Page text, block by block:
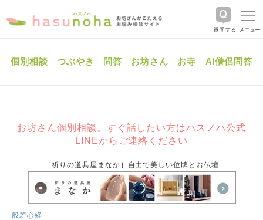
個別相談 つぶやき 問答 お坊さん お寺 AI僧侶問答
お坊さん個別相談。すぐ話したい方はハスノハ公式
LINEからご連絡ください
［祈りの道具屋まなか］自由で美しい位牌とお仏壇
般若心経